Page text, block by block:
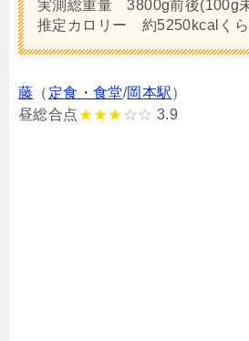
実測総重量 3800g前後(100g
推定カロリー 約5250kcalくら
藤 （ 定食・食堂/岡本駅）
昼総合点★★★ ☆☆ 3.9